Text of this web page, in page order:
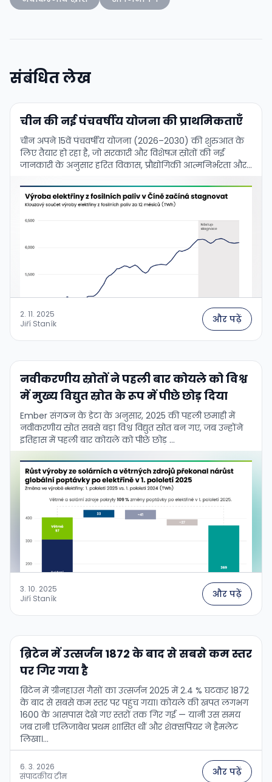
संबंधित लेख
चीन की नई पंचवर्षीय योजना की प्राथमिकताएँ
चीन अपने 15वें पंचवर्षीय योजना (2026–2030) की शुरुआत के
लिए तैयार हो रहा है, जो सरकारी और विशेषज्ञ स्रोतों की नई
जानकारी के अनुसार हरित विकास, प्रौद्योगिकी आत्मनिर्भरता और
2. 11. 2025
Jiří Staník
और पढ़ें
नवीकरणीय स्रोतों ने पहली बार कोयले को विश्व
में मुख्य विद्युत स्रोत के रूप में पीछे छोड़ दिया
Ember संगठन के डेटा के अनुसार, 2025 की पहली छमाही में
नवीकरणीय स्रोत सबसे बड़ा विश्व विद्युत स्रोत बन गए, जब उन्होंने
इतिहास में पहली बार कोयले को पीछे छोड़ …
3. 10. 2025
Jiří Staník
और पढ़ें
ब्रिटेन में उत्सर्जन 1872 के बाद से सबसे कम स्तर
पर गिर गया है
ब्रिटेन में ग्रीनहाउस गैसों का उत्सर्जन 2025 में 2.4 % घटकर 1872
के बाद से सबसे कम स्तर पर पहुंच गया। कोयले की खपत लगभग
1600 के आसपास देखे गए स्तरों तक गिर गई — यानी उस समय
जब रानी एलिजाबेथ प्रथम शासित थीं और शेक्सपियर ने हैमलेट
लिखा।...
6. 3. 2026
संपादकीय टीम
और पढ़ें